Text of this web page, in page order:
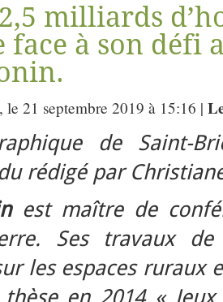
milliards
face à son défi
21 septembre 2019 à 15:16 |
de Saint-
rédigé par
est maître de
Ses travaux
les espaces ruraux
en 2014 «